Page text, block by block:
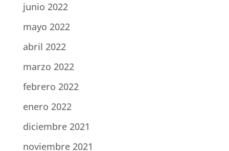
junio 2022
mayo 2022
abril 2022
marzo 2022
febrero 2022
enero 2022
diciembre 2021
noviembre 2021